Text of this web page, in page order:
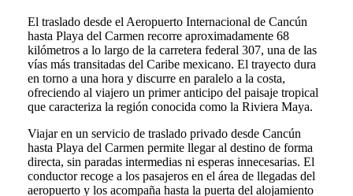
El traslado desde el Aeropuerto Internacional de Cancún
hasta Playa del Carmen recorre aproximadamente 68
kilómetros a lo largo de la carretera federal 307, una de las
vías más transitadas del Caribe mexicano. El trayecto dura
en torno a una hora y discurre en paralelo a la costa,
ofreciendo al viajero un primer anticipo del paisaje tropical
que caracteriza la región conocida como la Riviera Maya.
Viajar en un servicio de traslado privado desde Cancún
hasta Playa del Carmen permite llegar al destino de forma
directa, sin paradas intermedias ni esperas innecesarias. El
conductor recoge a los pasajeros en el área de llegadas del
aeropuerto y los acompaña hasta la puerta del alojamiento